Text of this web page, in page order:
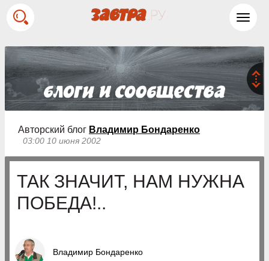
Авторский блог Владимир Бондаренко
03:00 10 июня 2002
ТАК ЗНАЧИТ, НАМ НУЖНА
ПОБЕДА!..
Владимир Бондаренко